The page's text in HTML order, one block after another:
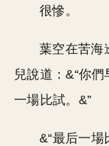
很慘。
葉空在苦海
兒說道：&“你
一場比試。&”
&“最后一場